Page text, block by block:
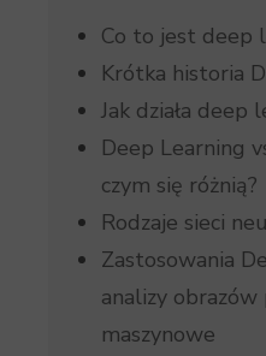
Co to jest deep
Krótka historia
Jak działa deep
Deep Learning
czym się różnią?
Rodzaje sieci
Zastosowania
analizy obrazów
maszynowe